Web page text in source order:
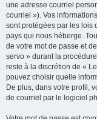
une adresse courriel
courriel »). Vos
sont protégées par les lois
pays qui nous héberge.
de votre mot de passe et
servo » durant la
reste à la discrétion de «
pouvez choisir quelle
De plus, dans votre profil,
de courriel par le logiciel